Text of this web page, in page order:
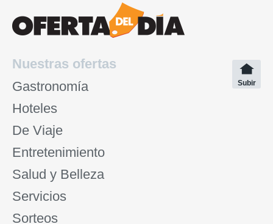
Nuestras ofertas
Gastronomía
Hoteles
De Viaje
Entretenimiento
Salud y Belleza
Servicios
Sorteos
Subir